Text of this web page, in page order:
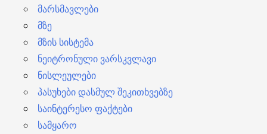
მარსმავლები
მზე
მზის სისტემა
ნეიტრონული ვარსკვლავი
ნისლეულები
პასუხები დასმულ შეკითხვებზე
საინტერესო ფაქტები
სამყარო